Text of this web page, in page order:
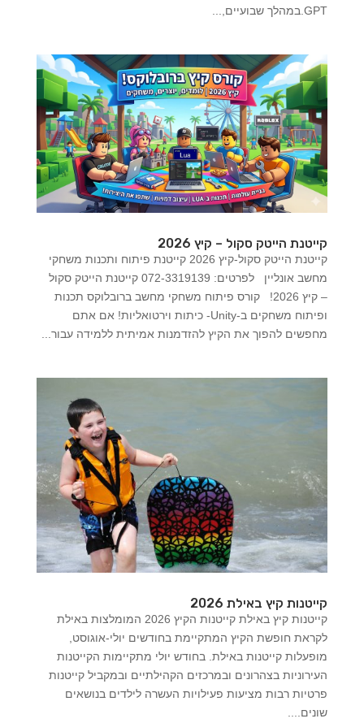
GPT.במהלך שבועיים,...
קייטנת הייטק סקול – קיץ 2026
קייטנת הייטק סקול-קיץ 2026 קייטנת פיתוח ותכנות משחקי
מחשב אונליין לפרטים: 072-3319139 קייטנת הייטק סקול
– קיץ 2026! קורס פיתוח משחקי מחשב ברובלוקס תכנות
ופיתוח משחקים ב-Unity- כיתות וירטואליות! אם אתם
מחפשים להפוך את הקיץ להזדמנות אמיתית ללמידה עבור...
קייטנות קיץ באילת 2026
קייטנות קיץ באילת קייטנות הקיץ 2026 המומלצות באילת
לקראת חופשת הקיץ המתקיימת בחודשים יולי-אוגוסט,
מופעלות קייטנות באילת. בחודש יולי מתקיימות הקייטנות
העירוניות בצהרונים ובמרכזים הקהילתיים ובמקביל קייטנות
פרטיות רבות מציעות פעילויות העשרה לילדים בנושאים
שונים....